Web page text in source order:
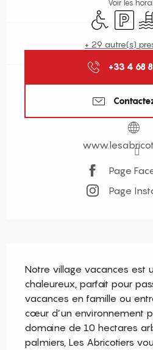
Voir les
AccèsParking
+ 29 autre(s)
+33 4 68
Page
Page
Notre village vacances est
chaleureux, parfait pour
vacances en famille ou
cœur d’un environnement
domaine de 10 hectares
palmiers, Les Abricotiers